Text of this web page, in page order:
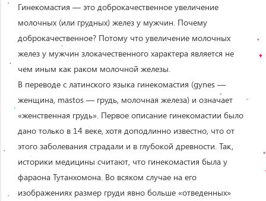
Гинекомастия — это доброкачественное увеличение
молочных (или грудных) желез у мужчин. Почему
доброкачественное? Потому что увеличение молочных
желез у мужчин злокачественного характера является не
чем иным как раком молочной железы.
В переводе с латинского языка гинекомастия (gynes —
женщина, mastos — грудь, молочная железа) и означает
«женственная грудь». Первое описание гинекомастии было
дано только в 14 веке, хотя доподлинно известно, что от
этого заболевания страдали и в глубокой древности. Так,
историки медицины считают, что гинекомастия была у
фараона Тутанхомона. Во всяком случае на его
изображениях размер груди явно больше «отведенных»